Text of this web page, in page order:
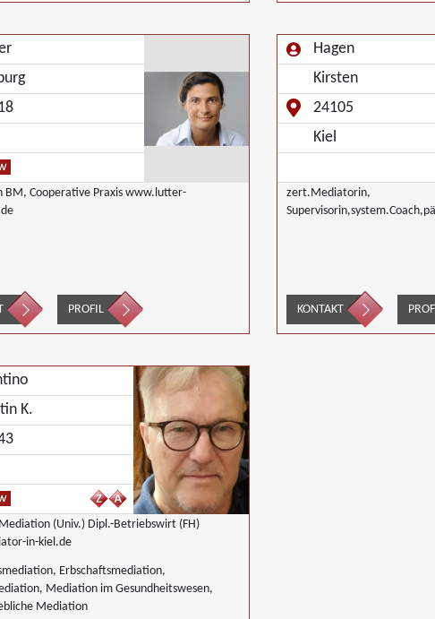
BM, Cooperative Praxis www.lutter-
PROFIL
Hagen
Kirsten
24105
Kiel
zert.Mediatorin,
KONTAKT
K.
(Univ.) Dipl.-Betriebswirt (FH)
in-kiel.de
Erbschaftsmediation,
Mediation im Gesundheitswesen,
Mediation